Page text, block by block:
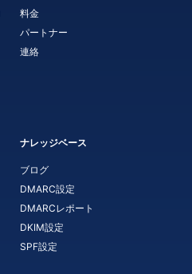
料金
パートナー
連絡
ナレッジベース
ブログ
DMARC設定
DMARCレポート
DKIM設定
SPF設定